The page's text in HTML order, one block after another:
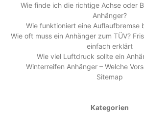
Wie finde ich die richtige Achse oder
Anhänger?
Wie funktioniert eine Auflaufbremse
Wie oft muss ein Anhänger zum TÜV?
einfach erklärt
Wie viel Luftdruck sollte ein
Winterreifen Anhänger – Welche
Sitemap
Kategorien